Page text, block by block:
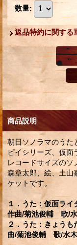
数量:
返品特約に関する
商品説明
朝日ソノラマのうた
ピイシリーズ、仮面
レコードサイズのソ
森章太郎、絵、土山
ケットです。
１．うた：仮面ラ
作曲/菊池俊輔 歌/
２．うた：きょう
曲/菊池俊輔 歌/水